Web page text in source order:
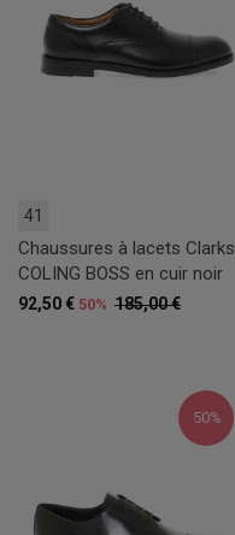
41
Chaussures à lacets Clarks
COLING BOSS en cuir noir
185,00 €
92,50 € 50%
50%